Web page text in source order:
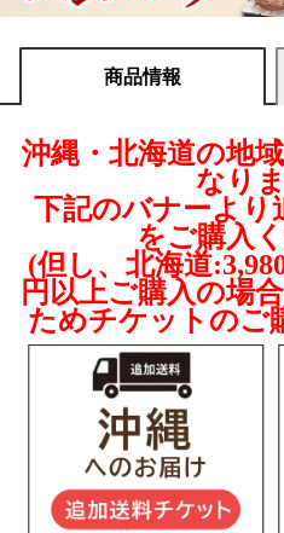
商品情報
沖縄・北海道の地
なりま
下記のバナーより
をご購入
(但し、北海道
円以上ご購入の場
ためチケットのご